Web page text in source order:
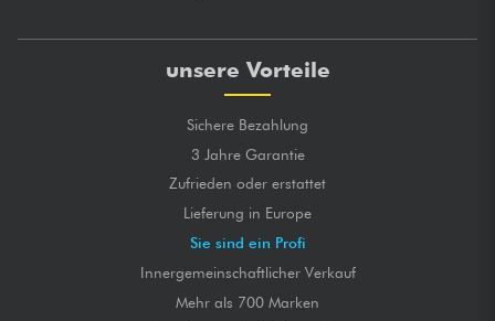
unsere Vorteile
Sichere Bezahlung
3 Jahre Garantie
Zufrieden oder erstattet
Lieferung in Europe
Sie sind ein Profi
Innergemeinschaftlicher Verkauf
Mehr als 700 Marken